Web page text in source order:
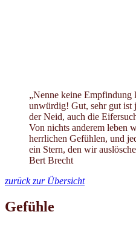
„Nenne keine Empfindung
unwürdig! Gut, sehr gut ist
der Neid, auch die
Von nichts anderem leben
herrlichen Gefühlen, und
ein Stern, den wir
Bert Brecht
zurück zur Übersicht
Gefühle